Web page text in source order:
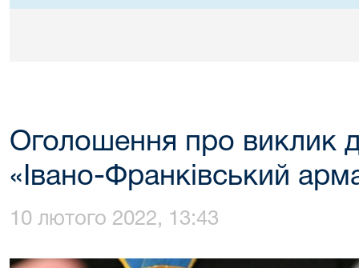
Оголошення про виклик
«Івано-Франківський
10 лютого 2022, 13:43